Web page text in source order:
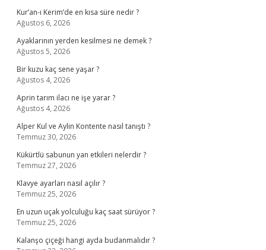
Kur’an-ı Kerim’de en kısa süre nedir ?
Ağustos 6, 2026
Ayaklarının yerden kesilmesi ne demek ?
Ağustos 5, 2026
Bir kuzu kaç sene yaşar ?
Ağustos 4, 2026
Aprin tarım ilacı ne işe yarar ?
Ağustos 4, 2026
Alper Kul ve Aylin Kontente nasıl tanıştı ?
Temmuz 30, 2026
Kükürtlü sabunun yan etkileri nelerdir ?
Temmuz 27, 2026
Klavye ayarları nasıl açılır ?
Temmuz 25, 2026
En uzun uçak yolculuğu kaç saat sürüyor ?
Temmuz 25, 2026
Kalanşo çiçeği hangi ayda budanmalıdır ?